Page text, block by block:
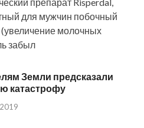
для мужчин побочный
молочных
забыл
Земли предсказали
катастрофу